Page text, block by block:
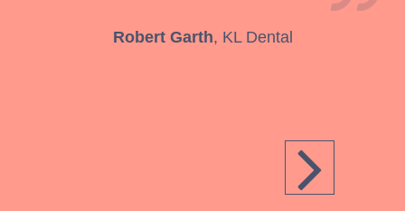
Robert Garth, KL Dental